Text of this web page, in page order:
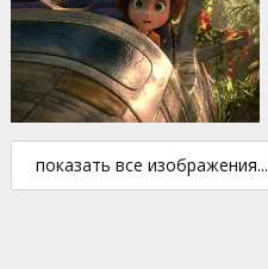
показать все изображения...